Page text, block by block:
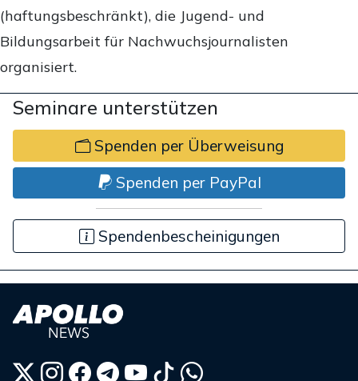
(haftungsbeschränkt), die Jugend- und
Bildungsarbeit für Nachwuchsjournalisten
organisiert.
Seminare unterstützen
Spenden per Überweisung
Spenden per PayPal
Spendenbescheinigungen